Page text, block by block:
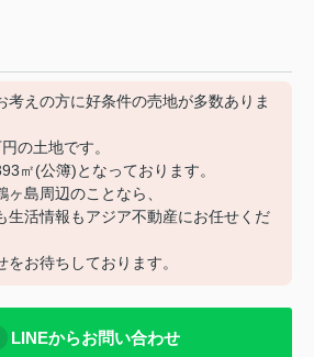
考えの方に好条件の売地が多数ありま
の土地です。
㎡(公簿)となっております。
ヶ島周辺のことなら、
生活情報もアジア不動産にお任せくだ
をお待ちしております。
LINEからお問い合わせ